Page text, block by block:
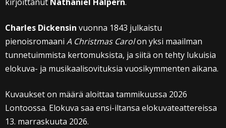
kirjoittanut Nathaniel Halpern.
Charles Dickensin vuonna 1843 julkaistu
pienoisromaani A Christmas Carolon yksi maailman
tunnetuimmista kertomuksista, ja siitä on tehty lukuisia
elokuva- ja musikaalisovituksia vuosikymmenten aikana.
Kuvaukset on määrä aloittaa tammikuussa 2026
Lontoossa. Elokuva saa ensi-iltansa elokuvateattereissa
13. marraskuuta 2026.